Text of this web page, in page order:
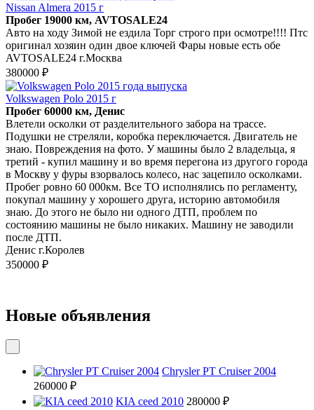
Nissan Almera 2015 г
Пробег 19000 км, AVTOSALE24
Авто на ходу Зимой не ездила Торг строго при осмотре!!!! Птс
оригинал хозяин один двое ключей Фары новые есть обе
AVTOSALE24 г.Москва
380000 ₽
Volkswagen Polo 2015 г
Пробег 60000 км, Денис
Влетели осколки от разделительного забора на трассе.
Подушки не стреляли, коробка переключается. Двигатель не
знаю. Повреждения на фото. У машины было 2 владельца, я
третий - купил машину и во время перегона из другого города
в Москву у фуры взорвалось колесо, нас зацепило осколками.
Пробег ровно 60 000км. Все ТО исполнялись по регламенту,
покупал машину у хорошего друга, историю автомобиля
знаю. До этого не было ни одного ДТП, проблем по
состоянию машины не было никаких. Машину не заводили
после ДТП.
Денис г.Королев
350000 ₽
Новые объявления
Chrysler PT Cruiser 2004
260000 ₽
KIA ceed 2010 280000 ₽